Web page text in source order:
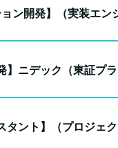
ョン開発】（実装エ
】ニデック（東証
タント】（プロジ